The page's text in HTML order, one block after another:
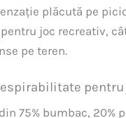
plăcută pe
joc recreativ,
pe teren.
75% bumbac, 20%